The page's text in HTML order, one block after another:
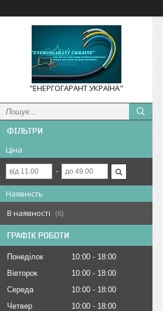
"ЕНЕРГОГАРАНТ УКРАЇНА"
ФІЛЬТРИ
Ціна
Наявність
В наявності
6
ГРАФІК РОБОТИ
Понеділок 10:00
18:00
Вівторок
10:00
18:00
Середа
10:00
18:00
Четвер
10:00
18:00